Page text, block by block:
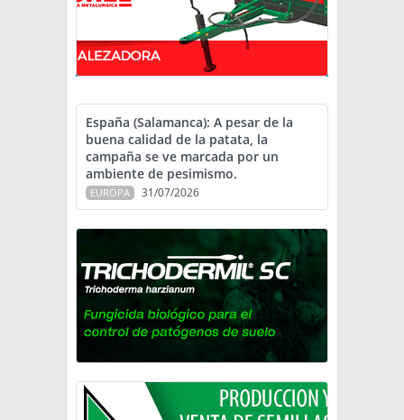
España (Salamanca): A pesar de la
buena calidad de la patata, la
campaña se ve marcada por un
ambiente de pesimismo.
EUROPA 31/07/2026